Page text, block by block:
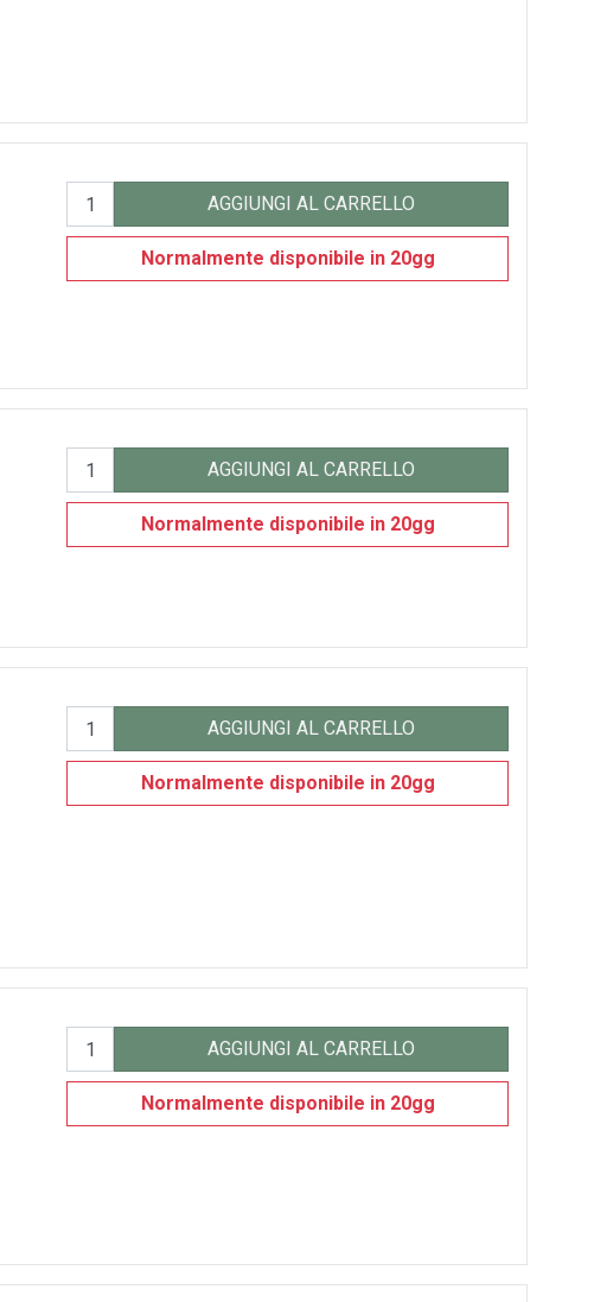
AGGIUNGI AL CARRELLO
Normalmente disponibile in 20gg
AGGIUNGI AL CARRELLO
Normalmente disponibile in 20gg
AGGIUNGI AL CARRELLO
Normalmente disponibile in 20gg
AGGIUNGI AL CARRELLO
Normalmente disponibile in 20gg